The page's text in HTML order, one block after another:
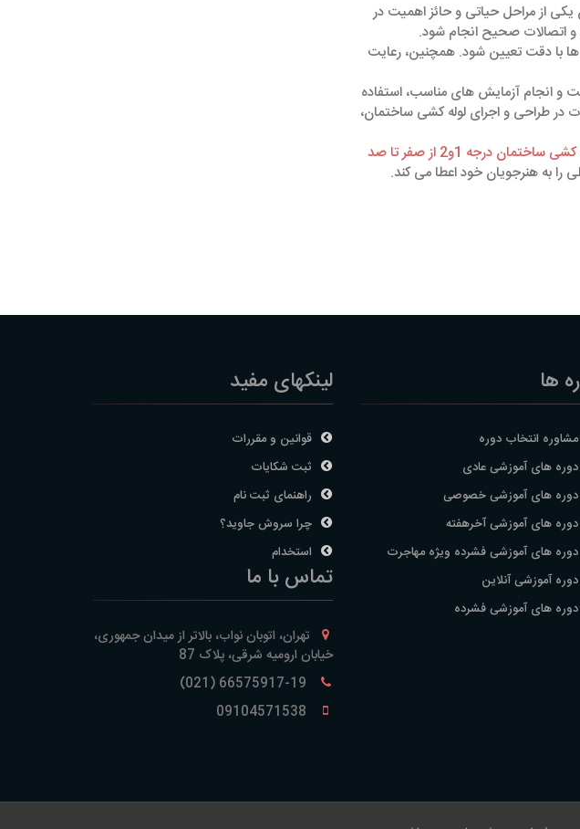
از مراحل حیاتی و حائز اهمیت در
و اتصالات صحیح انجام شود.
‌ها با دقت تعیین شود. همچنین، رعایت
و انجام آزمایش ‌های مناسب، استفاده
در طراحی و اجرای لوله ‌کشی ساختمان،
درجه 1و2 از صفر تا صد
به هنرجویان خود اعطا می کند.
ها
مشاوره انتخاب دوره
دوره های آموزشی عادی
دوره های آموزشی خصوصی
دوره های آموزشی آخرهفته
دوره های آموزشی فشرده ویژه مهاجرت
دوره آموزشی آنلاین
دوره های آموزشی فشرده
لینکهای مفید
قوانین و مقررات
ثبت شکایات
راهنمای ثبت نام
چرا سروش جاوید؟
استخدام
تماس با ما
تهران، اتوبان نواب، بالاتر از میدان جمهوری،
خیابان ارومیه شرقی، پلاک 87